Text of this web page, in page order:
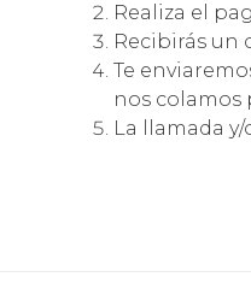
Realiza el
Recibirás un
Te
nos colamos
La llamada